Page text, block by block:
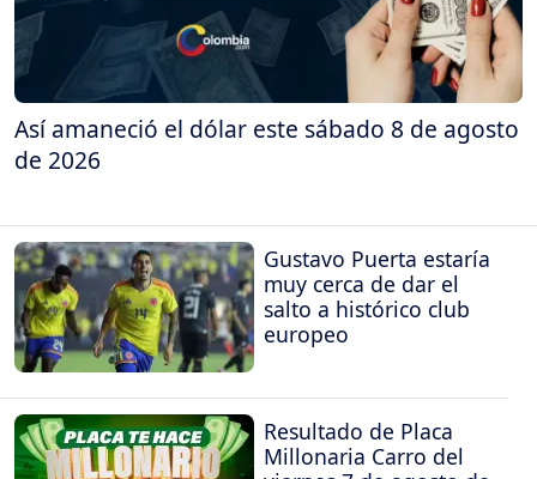
Así amaneció el dólar este sábado 8 de agosto
de 2026
Gustavo Puerta estaría
muy cerca de dar el
salto a histórico club
europeo
Resultado de Placa
Millonaria Carro del